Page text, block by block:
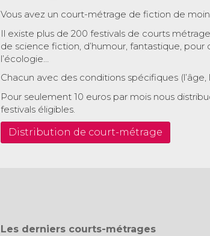
Vous avez un court-métrage de fiction de
Il existe plus de 200 festivals de courts
de science fiction, d’humour, fantastique,
l’écologie…
Chacun avec des conditions spécifiques
Pour seulement 10 euros par mois nous
festivals éligibles.
Distribution de court-métrage
Les derniers courts-métrages